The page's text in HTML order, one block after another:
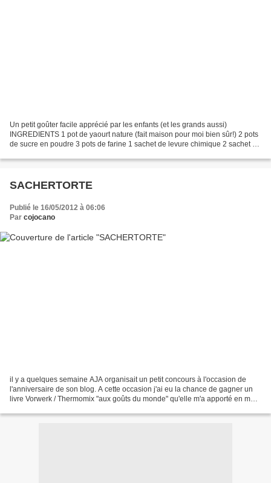
Un petit goûter facile apprécié par les enfants (et les grands aussi)
INGREDIENTS 1 pot de yaourt nature (fait maison pour moi bien sûr!) 2 pots
de sucre en poudre 3 pots de farine 1 sachet de levure chimique 2 sachet de
SACHERTORTE
Publié le 16/05/2012 à 06:06
Par cojocano
il y a quelques semaine AJA organisait un petit concours à l'occasion de
l'anniversaire de son blog. A cette occasion j'ai eu la chance de gagner un
livre Vorwerk / Thermomix "aux goûts du monde" qu'elle m'a apporté en main